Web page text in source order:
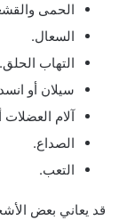
الحمى
السعال.
التهاب الحلق.
سيلان أو
آلام
الصداع.
التعب.
قد يعاني بعض